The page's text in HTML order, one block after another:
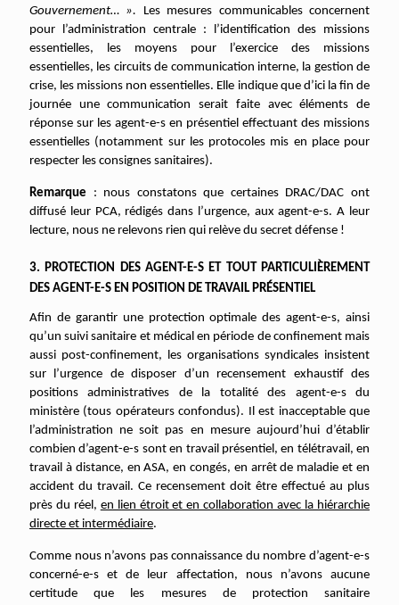
Gouvernement… ».
Les mesures communicables concernent
pour l’administration centrale : l’identification des missions
essentielles, les moyens pour l’exercice des missions
essentielles, les circuits de communication interne, la gestion de
crise, les missions non essentielles. Elle indique que d’ici la fin de
journée une communication serait faite avec éléments de
réponse sur les agent-e-s en présentiel effectuant des missions
essentielles (notamment sur les protocoles mis en place pour
respecter les consignes sanitaires).
Remarque : nous constatons que certaines DRAC/DAC ont
diffusé leur PCA, rédigés dans l’urgence, aux agent-e-s. A leur
lecture, nous ne relevons rien qui relève du secret défense !
3. PROTECTION DES AGENT-E-S ET TOUT PARTICULIÈREMENT
DES AGENT-E-S EN POSITION DE TRAVAIL PRÉSENTIEL
Afin de garantir une protection optimale des agent-e-s, ainsi
qu’un suivi sanitaire et médical en période de confinement mais
aussi post-confinement, les organisations syndicales insistent
sur l’urgence de disposer d’un recensement exhaustif des
positions administratives de la totalité des agent-e-s du
ministère (tous opérateurs confondus). Il est inacceptable que
l’administration ne soit pas en mesure aujourd’hui d’établir
combien d’agent-e-s sont en travail présentiel, en télétravail, en
travail à distance, en ASA, en congés, en arrêt de maladie et en
accident du travail. Ce recensement doit être effectué au plus
près du réel, en lien étroit et en collaboration avec la hiérarchie
directe et intermédiaire.
Comme nous n’avons pas connaissance du nombre d’agent-e-s
concerné-e-s et de leur affectation, nous n’avons aucune
certitude que les mesures de protection sanitaire